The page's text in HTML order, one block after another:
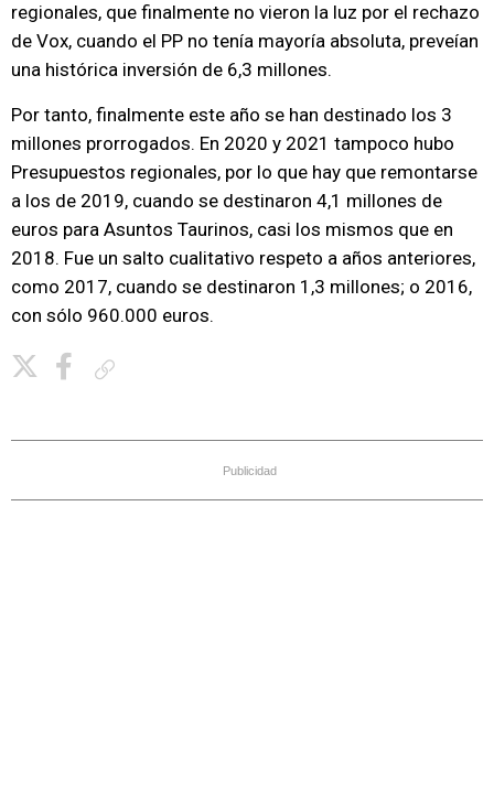
regionales, que finalmente no vieron la luz por el rechazo
de Vox, cuando el PP no tenía mayoría absoluta, preveían
una histórica inversión de 6,3 millones.
Por tanto, finalmente este año se han destinado los 3
millones prorrogados. En 2020 y 2021 tampoco hubo
Presupuestos regionales, por lo que hay que remontarse
a los de 2019, cuando se destinaron 4,1 millones de
euros para Asuntos Taurinos, casi los mismos que en
2018. Fue un salto cualitativo respeto a años anteriores,
como 2017, cuando se destinaron 1,3 millones; o 2016,
con sólo 960.000 euros.
Publicidad